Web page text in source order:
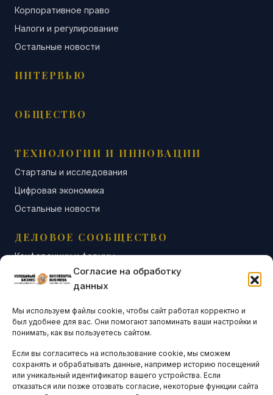
Согласие на обработку
данных
Мы используем файлы cookie, чтобы сайт работал корректно и
был удобнее для вас. Они помогают запоминать ваши настройки и
понимать, как вы пользуетесь сайтом.
Если вы согласитесь на использование cookie, мы сможем
сохранять и обрабатывать данные, например историю посещений
или уникальный идентификатор вашего устройства. Если
отказаться или позже отозвать согласие, некоторые функции сайта
Корпоративное право
Налоги и регулирование
Остальные новости
ИНТЕРВЬЮ
ОБЩЕСТВО
ТЕХНОЛОГИИ И ИННОВАЦИИ
Стартапы и исследования
Цифровая экономика
Остальные новости
ДЕЛОВОЕ СООБЩЕСТВО
Конференции и форумы
Бизнес-клубы и ассоциации
Остальные новости
АНАЛИТИКА И СТАТИСТИКА
ARTICLES IN ENGLISH